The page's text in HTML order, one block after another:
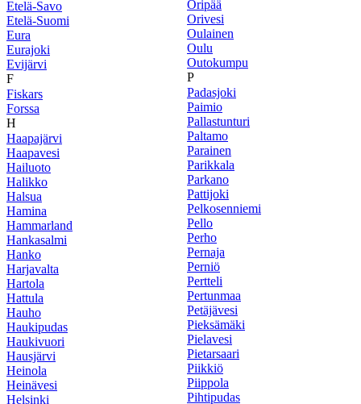
Etelä-Savo
Etelä-Suomi
Eura
Eurajoki
Evijärvi
F
Fiskars
Forssa
H
Haapajärvi
Haapavesi
Hailuoto
Halikko
Halsua
Hamina
Hammarland
Hankasalmi
Hanko
Harjavalta
Hartola
Hattula
Hauho
Haukipudas
Haukivuori
Hausjärvi
Heinola
Heinävesi
Helsinki
Oripää
Orivesi
Oulainen
Oulu
Outokumpu
P
Padasjoki
Paimio
Pallastunturi
Paltamo
Parainen
Parikkala
Parkano
Pattijoki
Pelkosenniemi
Pello
Perho
Pernaja
Perniö
Pertteli
Pertunmaa
Petäjävesi
Pieksämäki
Pielavesi
Pietarsaari
Piikkiö
Piippola
Pihtipudas